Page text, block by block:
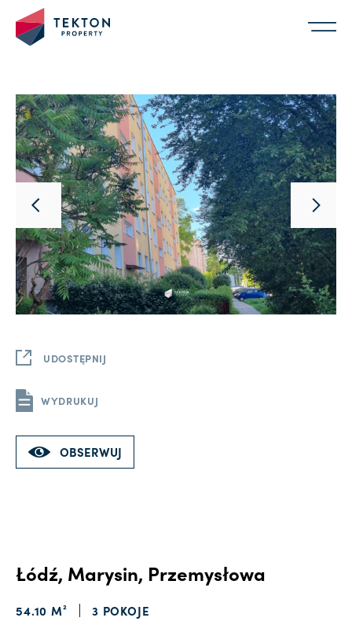
UDOSTĘPNIJ
WYDRUKUJ
OBSERWUJ
Łódź, Marysin, Przemysłowa
54.10 M² 3 POKOJE